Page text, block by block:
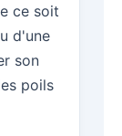
ce soit
d'une
son
poils